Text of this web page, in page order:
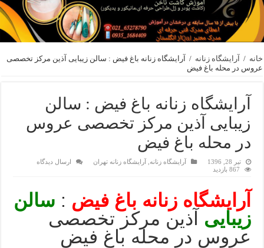
خانه / آرایشگاه زنانه / آرایشگاه زنانه باغ فیض : سالن زیبایی آذین مرکز تخصصی
عروس در محله باغ فیض
آرایشگاه زنانه باغ فیض : سالن
زیبایی آذین مرکز تخصصی عروس
در محله باغ فیض
تیر 28, 1396 آرایشگاه زنانه ,آرایشگاه زنانه تهران
ارسال دیدگاه
867 بازدید
آرایشگاه زنانه باغ فیض : سالن
زیبایی آذین مرکز تخصصی
عروس در محله باغ فیض